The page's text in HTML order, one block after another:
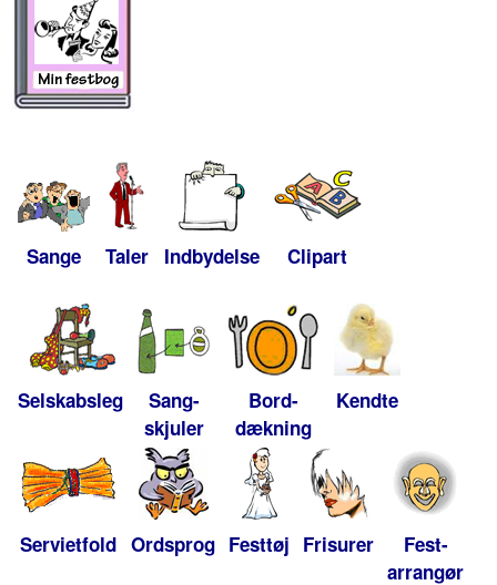
Sange Taler Indbydelse Clipart
Selskabsleg
Sang-
skjuler
Bord-
dækning
Kendte
Servietfold Ordsprog Festtøj Frisurer
Fest-
arrangør